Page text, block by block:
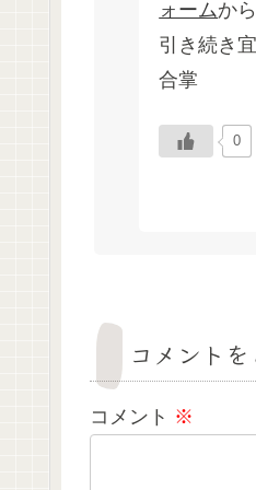
ォームか
引き続き
合掌
0
コメント
コメント ※